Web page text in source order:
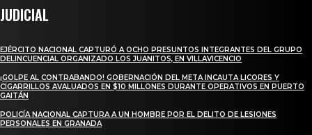
JUDICIAL
EJÉRCITO NACIONAL CAPTURÓ A OCHO PRESUNTOS INTEGRANTES DEL GRUPO
DELINCUENCIAL ORGANIZADO LOS JUANITOS, EN VILLAVICENCIO
¡GOLPE AL CONTRABANDO! GOBERNACIÓN DEL META INCAUTA LICORES Y
CIGARRILLOS AVALUADOS EN $10 MILLONES DURANTE OPERATIVOS EN PUERTO
GAITÁN
POLICÍA NACIONAL CAPTURA A UN HOMBRE POR EL DELITO DE LESIONES
PERSONALES EN GRANADA